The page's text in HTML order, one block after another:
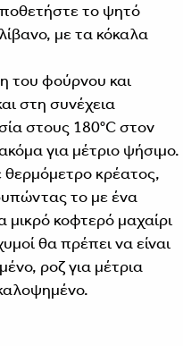
το ψητό
με τα κόκαλα
του φούρνου και
στη συνέχεια
στους 180°C στον
για μέτριο ψήσιμο.
θερμόμετρο κρέατος,
το με ένα
μικρό κοφτερό μαχαίρι
θα πρέπει να είναι
ροζ για μέτρια